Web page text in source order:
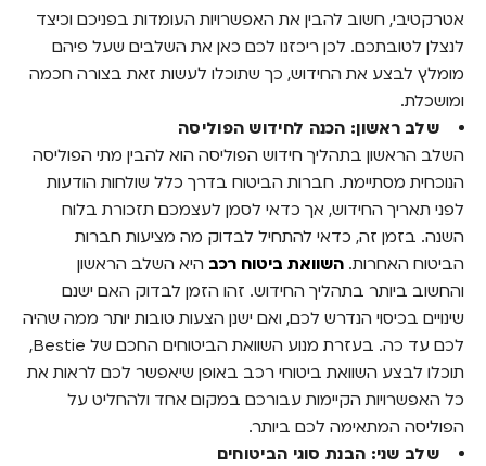
אטרקטיבי, חשוב להבין את האפשרויות העומדות בפניכם וכיצד
לנצלן לטובתכם. לכן ריכזנו לכם כאן את השלבים שעל פיהם
מומלץ לבצע את החידוש, כך שתוכלו לעשות זאת בצורה חכמה
ומושכלת.
שלב ראשון: הכנה לחידוש הפוליסה
השלב הראשון בתהליך חידוש הפוליסה הוא להבין מתי הפוליסה
הנוכחית מסתיימת. חברות הביטוח בדרך כלל שולחות הודעות
לפני תאריך החידוש, אך כדאי לסמן לעצמכם תזכורת בלוח
השנה. בזמן זה, כדאי להתחיל לבדוק מה מציעות חברות
הביטוח האחרות. השוואת ביטוח רכב היא השלב הראשון
והחשוב ביותר בתהליך החידוש. זהו הזמן לבדוק האם ישנם
שינויים בכיסוי הנדרש לכם, ואם ישנן הצעות טובות יותר ממה שהיה
לכם עד כה. בעזרת מנוע השוואת הביטוחים החכם של Bestie,
תוכלו לבצע השוואת ביטוחי רכב באופן שיאפשר לכם לראות את
כל האפשרויות הקיימות עבורכם במקום אחד ולהחליט על
הפוליסה המתאימה לכם ביותר.
שלב שני: הבנת סוגי הביטוחים